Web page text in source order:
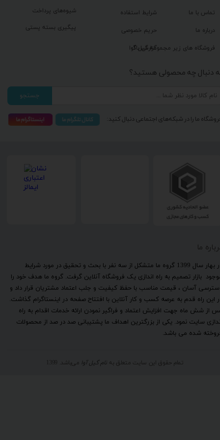
ما
​در بهار سال 1399 گروه ما متشکل از سه نفر با بحث و تحقیق در مورد شرایط
بازار تصمیم به راه اندازی یک فروشگاه آنلاین گرفت. گروه ما هدف خود را
آسان ، قیمت مناسب با حفظ کیفیت و جلب اعتماد مشتریان قرار داد و
این راه قدم به عرصه کسب و کار آنلاین با افتتاح صفحه در اینستاگرام گذاشت.
از شش ماه جهت افزایش اعتماد و فراگیر نمودن ارائه خدمات اقدام به راه
سایت نمود. یکی از بزرگترین اهداف ما پشتیبانی صد در صد از محصولات
شده می باشد.
تمام حقوق این سایت متعلق به نام گیل آوا می‌باشد. 1399
شیوه‌های پرداخت
پیگیری بسته پستی
شرایط استفاده
حریم خصوصی
گزارش باگ
تماس با ما
درباره ما
فروشگاه های زیر مجموعه گیل آوا
دنبال چه محصولی هستید؟
جستجو
ما را در شبکه‌های اجتماعی دنبال کنید: